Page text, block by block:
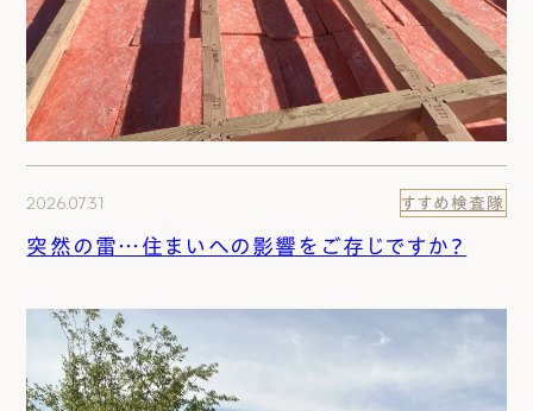
2026.07.31 すすめ検査隊
突然の雷…住まいへの影響をご存じですか？